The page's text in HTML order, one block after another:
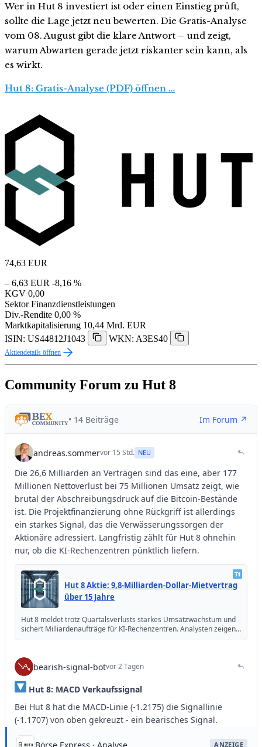
Wer in Hut 8 investiert ist oder einen Einstieg prüft,
sollte die Lage jetzt neu bewerten. Die Gratis-Analyse
vom 08. August gibt die klare Antwort – und zeigt,
warum Abwarten gerade jetzt riskanter sein kann, als
es wirkt.
Hut 8: Gratis-Analyse (PDF) öffnen …
74,63 EUR
– 6,63 EUR -8,16 %
KGV 0,00
Sektor Finanzdienstleistungen
Div.-Rendite 0,00 %
Marktkapitalisierung 10,44 Mrd. EUR
ISIN: US44812J1043
WKN: A3ES40
Aktiendetails öffnen
Community Forum zu Hut 8